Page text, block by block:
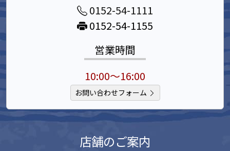
0152-54-1111
0152-54-1155
営業時間
10:00～16:00
お問い合わせフォーム
店舗のご案内